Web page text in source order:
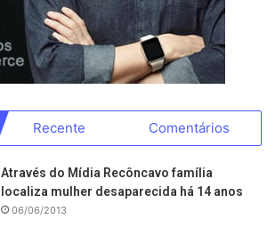
Recente Comentários
Através do Mídia Recôncavo família
localiza mulher desaparecida há 14 anos
06/06/2013